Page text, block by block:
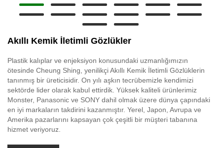
Akıllı Kemik İletimli Gözlükler
Plastik kalıplar ve enjeksiyon konusundaki uzmanlığımızın
ötesinde Cheung Shing, yenilikçi Akıllı Kemik İletimli Gözlüklerin
tanınmış bir üreticisidir. On yılı aşkın tecrübemizle kendimizi
sektörde lider olarak kabul ettirdik. Yüksek kaliteli ürünlerimiz
Monster, Panasonic ve SONY dahil olmak üzere dünya çapındaki
en iyi markaların takdirini kazanmıştır. Yerel, Japon, Avrupa ve
Amerika pazarlarını kapsayan çok çeşitli bir müşteri tabanına
hizmet veriyoruz.